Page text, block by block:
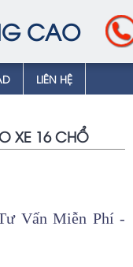
CAO
LIÊN HỆ
XE 16 CHỔ
Vấn Miễn Phí -